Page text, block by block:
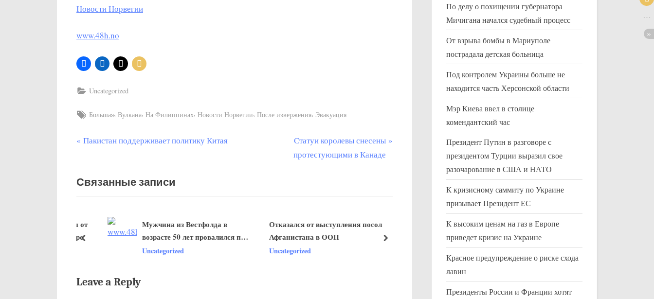
Новости Норвегии
www.48h.no
Uncategorized
Tags:
Большая, Вулкана, На Филиппинах, Новости Норвегии, После извержения, Эвакуация
Post
П
д
ы
у
щ
з
Пакистан поддерживает политику Китая
С
л
у
щ
а
я
Статуи королевы снесены
протестующими в Канаде
Связанные записи
Мужчина из Вестфолда в
возрасте 50 лет провалился под
лед в Конгсберге и был
Uncategorized
Отказался от выступления посол
Афганистана в ООН
Uncategorized
В Haus on Osterøy были
эвакуированы 14 домов и 30
человек после оползня
Uncategorized
пред далее
Leave a Reply
По делу о похищении губернатора
Мичигана начался судебный процесс
От взрыва бомбы в Мариуполе
пострадала детская больница
Под контролем Украины больше не
находится часть Херсонской области
Мэр Киева ввел в столице
комендантский час
Президент Путин в разговоре с
президентом Турции выразил свое
разочарование в США и НАТО
К кризисному саммиту по Украине
призывает Президент ЕС
К высоким ценам на газ в Европе
приведет кризис на Украине
Красное предупреждение о риске схода
лавин
Президенты России и Франции хотят